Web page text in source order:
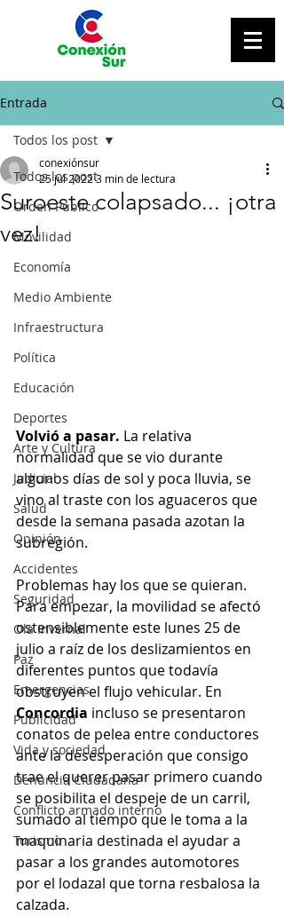
Entrada
Todos los post
Orden Público
Movilidad
Economía
Medio Ambiente
Infraestructura
Política
Educación
Deportes
Arte y Cultura
Judicial
Salud
Opinión
Accidentes
Seguridad
Ola Invernal
Paz
Emergencias
Publicidad
Vida y sociedad
Denuncia Ciudadana
Conflicto armado interno
Turismo
Todos los post
Suroeste colapsado... ¡otra
vez!
conexiónsur
25 jul 2022 3 min de lectura
Volvió a pasar. La relativa
normalidad que se vio durante
algunos días de sol y poca lluvia, se
vino al traste con los aguaceros que
desde la semana pasada azotan la
subregión.
Problemas hay los que se quieran.
Para empezar, la movilidad se afectó
ostensiblemente este lunes 25 de
julio a raíz de los deslizamientos en
diferentes puntos que todavía
obstruyen el flujo vehicular. En
Concordia incluso se presentaron
conatos de pelea entre conductores
ante la desesperación que consigo
trae el querer pasar primero cuando
se posibilita el despeje de un carril,
sumado al tiempo que le toma a la
maquinaria destinada el ayudar a
pasar a los grandes automotores
por el lodazal que torna resbalosa la
calzada.